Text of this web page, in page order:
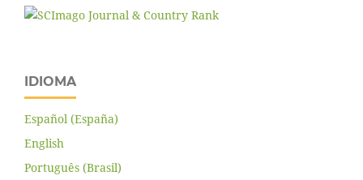
IDIOMA
Español (España)
English
Português (Brasil)